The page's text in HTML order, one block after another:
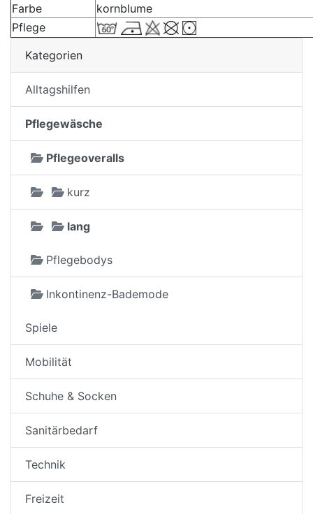
Farbe
kornblume
Pflege
Kategorien
Alltagshilfen
Pflegewäsche
Pflegeoveralls
kurz
lang
Pflegebodys
Inkontinenz-Bademode
Spiele
Mobilität
Schuhe & Socken
Sanitärbedarf
Technik
Freizeit